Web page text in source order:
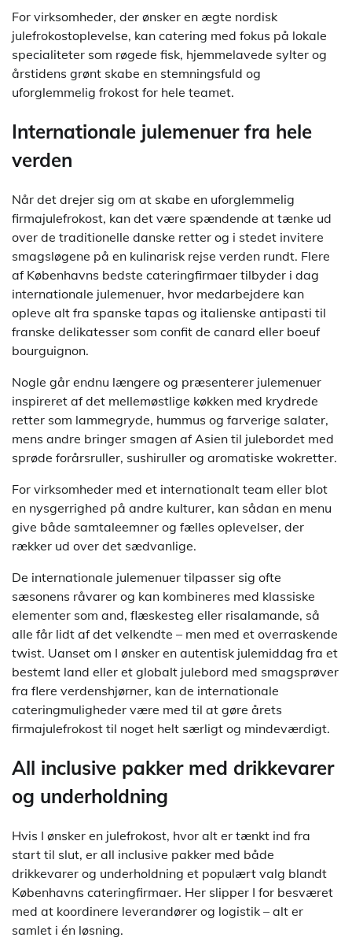
For virksomheder, der ønsker en ægte nordisk
julefrokostoplevelse, kan catering med fokus på lokale
specialiteter som røgede fisk, hjemmelavede sylter og
årstidens grønt skabe en stemningsfuld og
uforglemmelig frokost for hele teamet.
Internationale julemenuer fra hele
verden
Når det drejer sig om at skabe en uforglemmelig
firmajulefrokost, kan det være spændende at tænke ud
over de traditionelle danske retter og i stedet invitere
smagsløgene på en kulinarisk rejse verden rundt. Flere
af Københavns bedste cateringfirmaer tilbyder i dag
internationale julemenuer, hvor medarbejdere kan
opleve alt fra spanske tapas og italienske antipasti til
franske delikatesser som confit de canard eller boeuf
bourguignon.
Nogle går endnu længere og præsenterer julemenuer
inspireret af det mellemøstlige køkken med krydrede
retter som lammegryde, hummus og farverige salater,
mens andre bringer smagen af Asien til julebordet med
sprøde forårsruller, sushiruller og aromatiske wokretter.
For virksomheder med et internationalt team eller blot
en nysgerrighed på andre kulturer, kan sådan en menu
give både samtaleemner og fælles oplevelser, der
rækker ud over det sædvanlige.
De internationale julemenuer tilpasser sig ofte
sæsonens råvarer og kan kombineres med klassiske
elementer som and, flæskesteg eller risalamande, så
alle får lidt af det velkendte – men med et overraskende
twist. Uanset om I ønsker en autentisk julemiddag fra et
bestemt land eller et globalt julebord med smagsprøver
fra flere verdenshjørner, kan de internationale
cateringmuligheder være med til at gøre årets
firmajulefrokost til noget helt særligt og mindeværdigt.
All inclusive pakker med drikkevarer
og underholdning
Hvis I ønsker en julefrokost, hvor alt er tænkt ind fra
start til slut, er all inclusive pakker med både
drikkevarer og underholdning et populært valg blandt
Københavns cateringfirmaer. Her slipper I for besværet
med at koordinere leverandører og logistik – alt er
samlet i én løsning.